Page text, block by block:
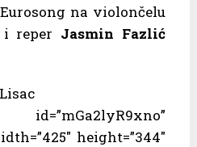
na violončelu
reper Jasmin Fazlić
height=”344″